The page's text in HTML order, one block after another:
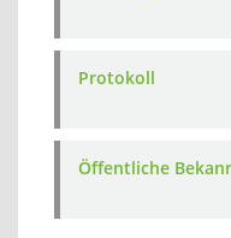
Protokoll
Öffentliche